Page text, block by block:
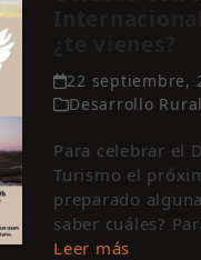
22 septiembre,
Desarrollo Rural
Para celebrar el
Turismo el
preparado
saber cuáles?
Leer más